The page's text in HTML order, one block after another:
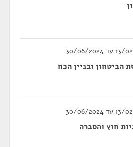
הביטחון ובניין הכח
חוץ והסברה